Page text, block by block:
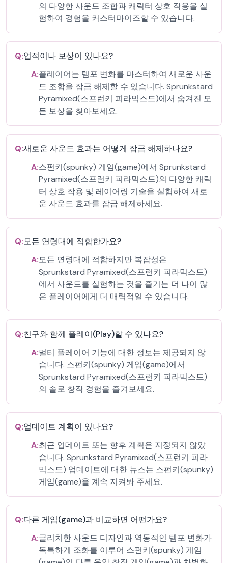
의 다양한 사운드 조합과 캐릭터 상호 작용을 실
험하여 경험을 커스터마이즈할 수 있습니다.
Q:업적이나 보상이 있나요?
A:플레이어는 템포 변화를 마스터하여 새로운 사운
드 조합을 잠금 해제할 수 있습니다. Sprunkstard
Pyramixed(스프런키 피라믹스드)에서 숨겨진 모
든 보상을 찾아보세요.
Q:새로운 사운드 효과는 어떻게 잠금 해제하나요?
A:스펀키(spunky) 게임(game)에서 Sprunkstard
Pyramixed(스프런키 피라믹스드)의 다양한 캐릭
터 상호 작용 및 레이어링 기술을 실험하여 새로
운 사운드 효과를 잠금 해제하세요.
Q:모든 연령대에 적합한가요?
A:모든 연령대에 적합하지만 복잡성은
Sprunkstard Pyramixed(스프런키 피라믹스드)
에서 사운드를 실험하는 것을 즐기는 더 나이 많
은 플레이어에게 더 매력적일 수 있습니다.
Q:친구와 함께 플레이(Play)할 수 있나요?
A:멀티 플레이어 기능에 대한 정보는 제공되지 않
습니다. 스펀키(spunky) 게임(game)에서
Sprunkstard Pyramixed(스프런키 피라믹스드)
의 솔로 창작 경험을 즐겨보세요.
Q:업데이트 계획이 있나요?
A:최근 업데이트 또는 향후 계획은 지정되지 않았
습니다. Sprunkstard Pyramixed(스프런키 피라
믹스드) 업데이트에 대한 뉴스는 스펀키(spunky)
게임(game)을 계속 지켜봐 주세요.
Q:다른 게임(game)과 비교하면 어떤가요?
A:글리치한 사운드 디자인과 역동적인 템포 변화가
독특하게 조화를 이루어 스펀키(spunky) 게임